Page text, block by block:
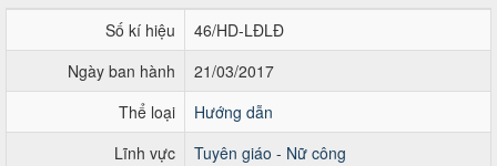
Số kí hiệu
46/HD-LĐLĐ
Ngày ban hành
21/03/2017
Thể loại
Hướng dẫn
Lĩnh vực
Tuyên giáo - Nữ công